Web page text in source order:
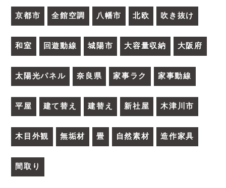
京都市 全館空調 八幡市 北欧 吹き抜け
和室 回遊動線 城陽市 大容量収納 大阪府
太陽光パネル 奈良県 家事ラク 家事動線
平屋 建て替え 建替え 新社屋 木津川市
木目外観 無垢材 畳 自然素材 造作家具
間取り